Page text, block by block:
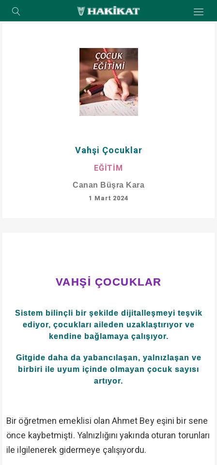
Vahşi Çocuklar
EĞİTİM
Canan Büşra Kara
1 Mart 2024
VAHŞİ ÇOCUKLAR
Sistem bilinçli bir şekilde dijitalleşmeyi teşvik
ediyor, çocukları aileden uzaklaştırıyor ve
kendine bağlamaya çalışıyor.
Gitgide daha da yabancılaşan, yalnızlaşan ve
birbiri ile uyum içinde olmayan çocuk sayısı
artıyor.
Bir öğretmen emeklisi olan Ahmet Bey eşini bir sene
önce kaybetmişti. Yalnızlığını yakında oturan torunları
ile ilgilenerek gidermeye çalışıyordu.